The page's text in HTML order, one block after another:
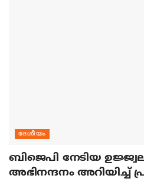
ദേശീയം
ബിജെപി നേടിയ
അഭിനന്ദനം അറിയിച്ച്